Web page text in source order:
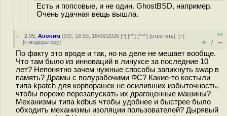
Есть и попсовые, и не один. GhostBSD, например.
Очень удачная вещь вышла.
2.95 ,Аноним (93), 16:59, 16/06/2026 [^] [^^] [^^^] [ответить][↑]
[к модератору]
+1
+ / –
По факту это вроде и так, но на деле не мешает вообще.
Что там было из инноваций в линуксе за последние 10
лет? Непонятно зачем нужные способы запихнуть swap в
память? Драмы с полурабочими ФС? Какие-то костыли
типа kpatch для корпорашек не осиливших избыточность,
чтобы пореже перезапускать их драгоценные машины?
Механизмы типа kdbus чтобы удобнее и быстрее было
обходить механизмы изоляции пользователей? Дырявый